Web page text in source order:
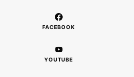
FACEBOOK
YOUTUBE